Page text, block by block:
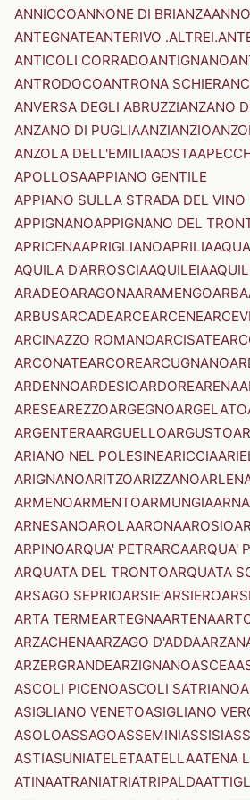
ANNICCOANNONE DI BRIANZA
ANTEGNATEANTERIVO .ALTREI.
ANTICOLI CORRADOANTIGNANO
ANTRODOCOANTRONA
ANVERSA DEGLI ABRUZZIANZANO
ANZANO DI PUGLIAANZIANZIO
ANZOLA DELL'EMILIAAOSTA
APOLLOSAAPPIANO GENTILE
APPIANO SULLA STRADA DEL VINO
APPIGNANOAPPIGNANO DEL
APRICENAAPRIGLIANOAPRILIA
AQUILA D'ARROSCIAAQUILEIA
ARADEOARAGONAARAMENGOARBA
ARBUSARCADEARCEARCENE
ARCINAZZO ROMANOARCISATE
ARCONATEARCOREARCUGNANO
ARDENNOARDESIOARDOREARENA
ARESEAREZZOARGEGNOARGELATO
ARGENTERAARGUELLOARGUSTO
ARIANO NEL POLESINEARICCIA
ARIGNANOARITZOARIZZANO
ARMENOARMENTOARMUNGIA
ARNESANOAROLAARONAAROSIO
ARPINOARQUA' PETRARCAARQUA'
ARQUATA DEL TRONTOARQUATA
ARSAGO SEPRIOARSIE'ARSIERO
ARTA TERMEARTEGNAARTENA
ARZACHENAARZAGO D'ADDA
ARZERGRANDEARZIGNANOASCEA
ASCOLI PICENOASCOLI SATRIANO
ASIGLIANO VENETOASIGLIANO
ASOLOASSAGOASSEMINIASSISI
ASTIASUNIATELETAATELLAATENA
ATINAATRANIATRIATRIPALDA